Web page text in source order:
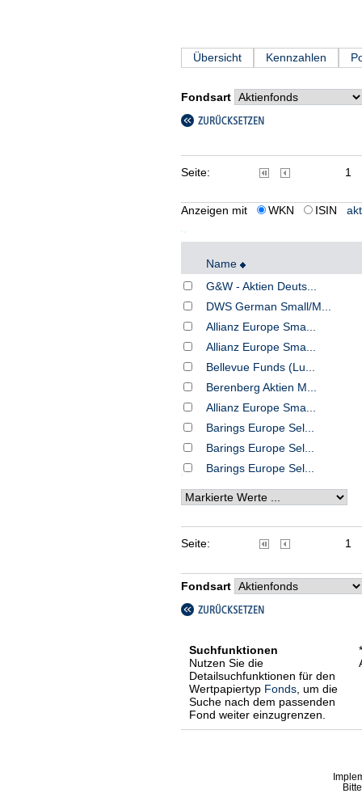
Übersicht Kennzahlen
Fondsart
Seite: 1
Anzeigen mit WKN ISIN
Name
G&W - Aktien Deuts...
DWS German Small/M...
Allianz Europe Sma...
Allianz Europe Sma...
Bellevue Funds (Lu...
Berenberg Aktien M...
Allianz Europe Sma...
Barings Europe Sel...
Barings Europe Sel...
Barings Europe Sel...
Seite: 1
Fondsart
Suchfunktionen
Nutzen Sie die
Detailsuchfunktionen für den
Wertpapiertyp Fonds, um die
Suche nach dem passenden
Fond weiter einzugrenzen.